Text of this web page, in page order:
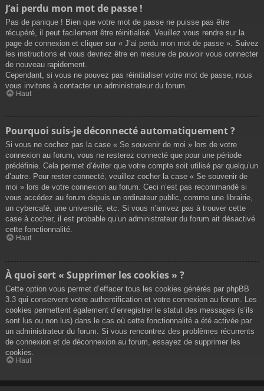
J’ai perdu mon mot de passe !
Pas de panique ! Bien que votre mot de passe ne puisse pas être
récupéré, il peut facilement être réinitialisé. Veuillez vous rendre sur la
page de connexion et cliquer sur « J’ai perdu mon mot de passe ». Suivez
les instructions et vous devriez être en mesure de pouvoir vous connecter
de nouveau rapidement.
Cependant, si vous ne pouvez pas réinitialiser votre mot de passe, nous
vous invitons à contacter un administrateur du forum.
Haut
Pourquoi suis-je déconnecté automatiquement ?
Si vous ne cochez pas la case « Se souvenir de moi » lors de votre
connexion au forum, vous ne resterez connecté que pour une période
prédéfinie. Cela permet d’éviter que votre compte soit utilisé par quelqu’un
d’autre. Pour rester connecté, veuillez cocher la case « Se souvenir de
moi » lors de votre connexion au forum. Ceci n’est pas recommandé si
vous accédez au forum depuis un ordinateur public, comme une librairie,
un cybercafé, une université, etc. Si vous n’arrivez pas à trouver cette
case à cocher, il est probable qu’un administrateur du forum ait désactivé
cette fonctionnalité.
Haut
À quoi sert « Supprimer les cookies » ?
Cette option vous permet d’effacer tous les cookies générés par phpBB
3.3 qui conservent votre authentification et votre connexion au forum. Les
cookies permettent également d’enregistrer le statut des messages (s’ils
sont lus ou non lus) dans le cas où cette fonctionnalité a été activée par
un administrateur du forum. Si vous rencontrez des problèmes récurrents
de connexion et de déconnexion au forum, essayez de supprimer les
cookies.
Haut